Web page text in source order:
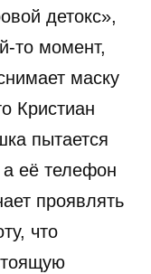
детокс»,
то момент,
маску
Кристиан
пытается
её телефон
проявлять
что